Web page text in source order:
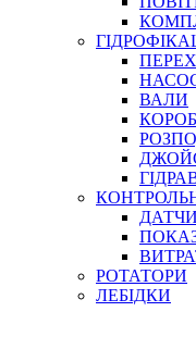
БОРЕКС, ЕО
ВАЛИ
РОТАТОРИ
ЛЕБІДКИ